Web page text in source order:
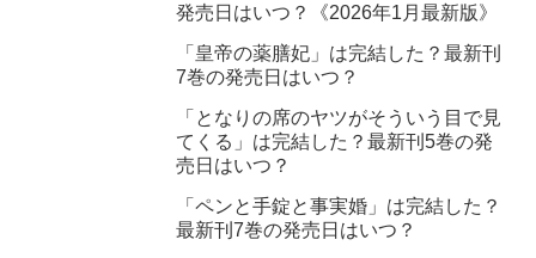
発売日はいつ？《2026年1月最新版》
「皇帝の薬膳妃」は完結した？最新刊
7巻の発売日はいつ？
「となりの席のヤツがそういう目で見
てくる」は完結した？最新刊5巻の発
売日はいつ？
「ペンと手錠と事実婚」は完結した？
最新刊7巻の発売日はいつ？